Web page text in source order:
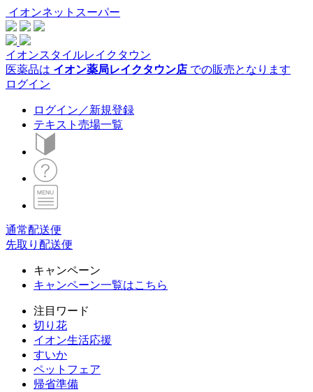
イオンネットスーパー
イオンスタイルレイクタウン
医薬品は イオン薬局レイクタウン店 での販売となります
ログイン
ログイン／新規登録
テキスト売場一覧
通常配送便
先取り配送便
キャンペーン
キャンペーン一覧はこちら
注目ワード
切り花
イオン生活応援
すいか
ペットフェア
帰省準備